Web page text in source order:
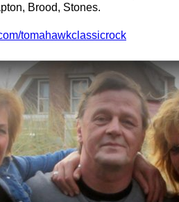
Brood, Stones.
tomahawkclassicrock